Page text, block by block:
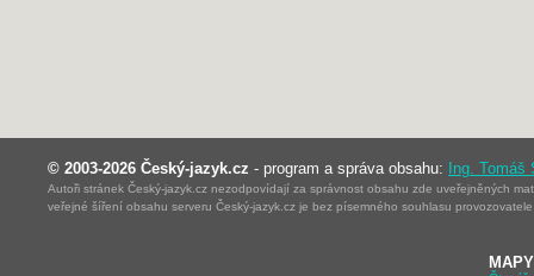
© 2003-2026 Český-jazyk.cz - program a správa obsahu: Ing. Tomáš
Autoři stránek Český-jazyk.cz nezodpovídají za správnost obsahu zde uveřejněných
veřejné šíření obsahu serveru Český-jazyk.cz je bez písemného souhlasu